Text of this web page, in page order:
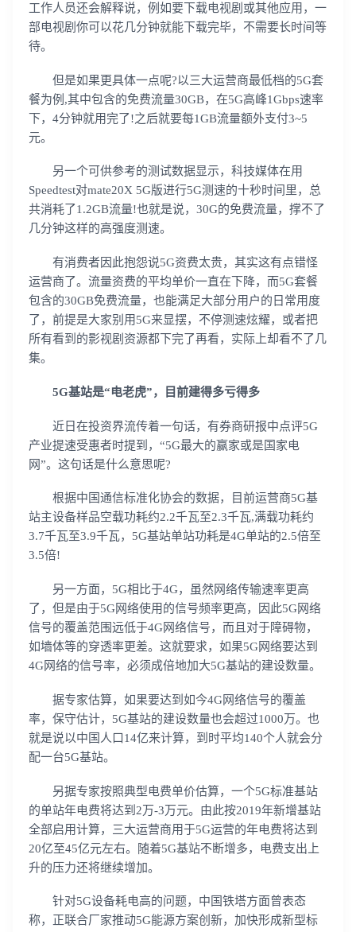
工作人员还会解释说，例如要下载电视剧或其他应用，一
部电视剧你可以花几分钟就能下载完毕，不需要长时间等
待。
但是如果更具体一点呢?以三大运营商最低档的5G套
餐为例,其中包含的免费流量30GB，在5G高峰1Gbps速率
下，4分钟就用完了!之后就要每1GB流量额外支付3~5
元。
另一个可供参考的测试数据显示，科技媒体在用
Speedtest对mate20X 5G版进行5G测速的十秒时间里，总
共消耗了1.2GB流量!也就是说，30G的免费流量，撑不了
几分钟这样的高强度测速。
有消费者因此抱怨说5G资费太贵，其实这有点错怪
运营商了。流量资费的平均单价一直在下降，而5G套餐
包含的30GB免费流量，也能满足大部分用户的日常用度
了，前提是大家别用5G来显摆，不停测速炫耀，或者把
所有看到的影视剧资源都下完了再看，实际上却看不了几
集。
5G基站是“电老虎”，目前建得多亏得多
近日在投资界流传着一句话，有券商研报中点评5G
产业提速受惠者时提到，“5G最大的赢家或是国家电
网”。这句话是什么意思呢?
根据中国通信标准化协会的数据，目前运营商5G基
站主设备样品空载功耗约2.2千瓦至2.3千瓦,满载功耗约
3.7千瓦至3.9千瓦，5G基站单站功耗是4G单站的2.5倍至
3.5倍!
另一方面，5G相比于4G，虽然网络传输速率更高
了，但是由于5G网络使用的信号频率更高，因此5G网络
信号的覆盖范围远低于4G网络信号，而且对于障碍物，
如墙体等的穿透率更差。这就要求，如果5G网络要达到
4G网络的信号率，必须成倍地加大5G基站的建设数量。
据专家估算，如果要达到如今4G网络信号的覆盖
率，保守估计，5G基站的建设数量也会超过1000万。也
就是说以中国人口14亿来计算，到时平均140个人就会分
配一台5G基站。
另据专家按照典型电费单价估算，一个5G标准基站
的单站年电费将达到2万-3万元。由此按2019年新增基站
全部启用计算，三大运营商用于5G运营的年电费将达到
20亿至45亿元左右。随着5G基站不断增多，电费支出上
升的压力还将继续增加。
针对5G设备耗电高的问题，中国铁塔方面曾表态
称，正联合厂家推动5G能源方案创新，加快形成新型标